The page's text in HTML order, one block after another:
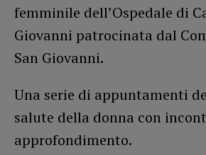
femminile dell’Ospedale di
Giovanni patrocinata dal
San Giovanni.
Una serie di appuntamenti
salute della donna con
approfondimento.